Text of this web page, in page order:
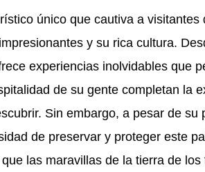
único que cautiva a
y su rica cultura.
experiencias inolvidables que
de su gente completan la
Sin embargo, a pesar de
de preservar y proteger este
las maravillas de la tierra de